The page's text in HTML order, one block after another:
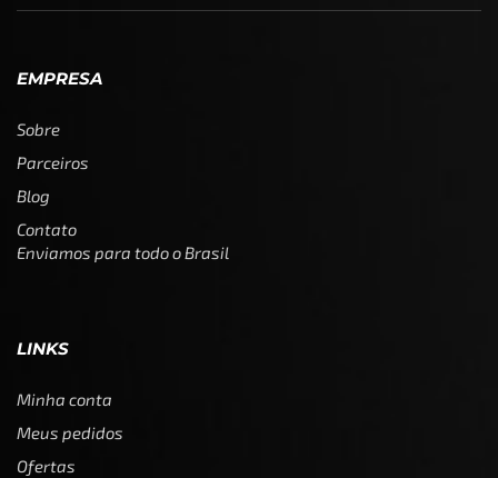
EMPRESA
Sobre
Parceiros
Blog
Contato
Enviamos para todo o Brasil
LINKS
Minha conta
Meus pedidos
Ofertas